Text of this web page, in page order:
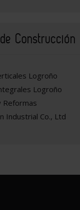
Construcción
Logroño
Logroño
Reformas
Industrial Co., Ltd